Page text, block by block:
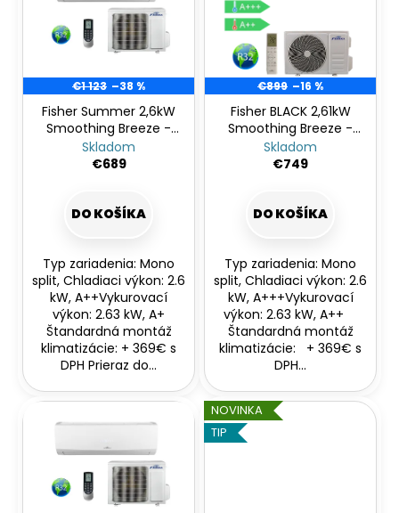
r €1 123 –38 %
Fisher Summer 2,6kW
Smoothing Breeze -
bezprievanová
Skladom
€689
DO KOŠÍKA
Typ zariadenia: Mono
split, Chladiaci výkon: 2.6
kW, A++Vykurovací
výkon: 2.63 kW, A+
Štandardná montáž
klimatizácie: + 369€ s
DPH Prieraz do...
€899 –16 %
Fisher BLACK 2,61kW
Smoothing Breeze -
bezprievanová
Skladom
€749
DO KOŠÍKA
Typ zariadenia: Mono
split, Chladiaci výkon: 2.6
kW, A+++Vykurovací
výkon: 2.63 kW, A++
Štandardná montáž
klimatizácie: + 369€ s
DPH...
NOVINKA
TIP